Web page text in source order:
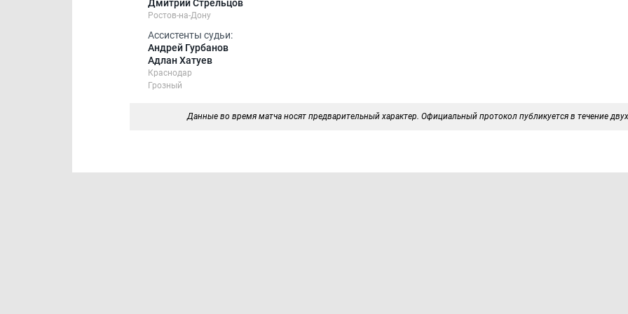
Дмитрий Стрельцов
Ростов-на-Дону
Ассистенты судьи:
Андрей Гурбанов
Адлан Хатуев
Краснодар
Грозный
Данные во время матча носят предварительный характер. Официальный протокол публикуется в течение